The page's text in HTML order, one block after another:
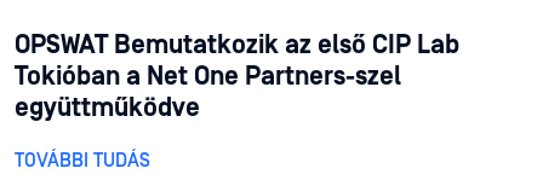
OPSWAT Bemutatkozik az első CIP Lab
Tokióban a Net One Partners-szel
együttműködve
TOVÁBBI TUDÁS